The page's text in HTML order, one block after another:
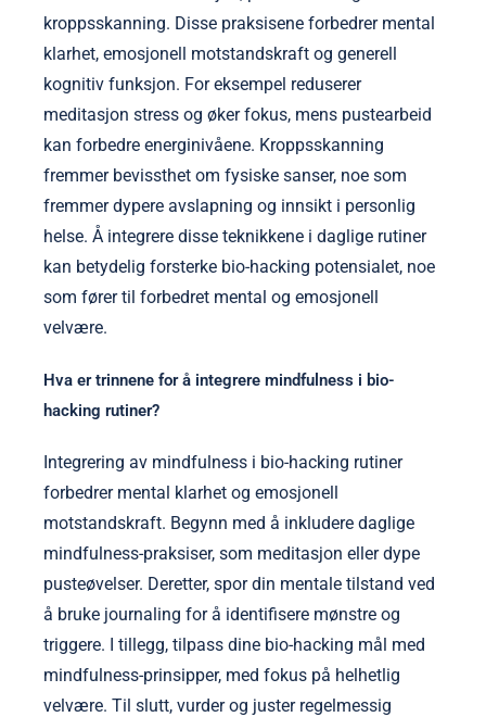
kroppsskanning. Disse praksisene forbedrer mental
klarhet, emosjonell motstandskraft og generell
kognitiv funksjon. For eksempel reduserer
meditasjon stress og øker fokus, mens pustearbeid
kan forbedre energinivåene. Kroppsskanning
fremmer bevissthet om fysiske sanser, noe som
fremmer dypere avslapning og innsikt i personlig
helse. Å integrere disse teknikkene i daglige rutiner
kan betydelig forsterke bio-hacking potensialet, noe
som fører til forbedret mental og emosjonell
velvære.
Hva er trinnene for å integrere mindfulness i bio-
hacking rutiner?
Integrering av mindfulness i bio-hacking rutiner
forbedrer mental klarhet og emosjonell
motstandskraft. Begynn med å inkludere daglige
mindfulness-praksiser, som meditasjon eller dype
pusteøvelser. Deretter, spor din mentale tilstand ved
å bruke journaling for å identifisere mønstre og
triggere. I tillegg, tilpass dine bio-hacking mål med
mindfulness-prinsipper, med fokus på helhetlig
velvære. Til slutt, vurder og juster regelmessig